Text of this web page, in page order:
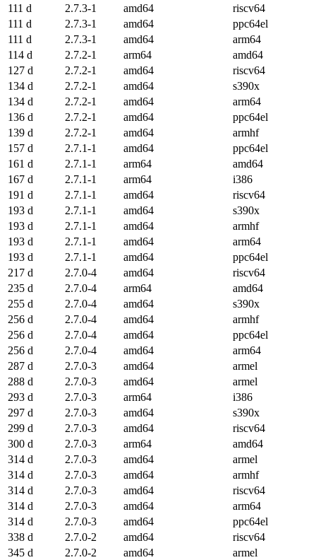
111 d
2.7.3-1 amd64
riscv64
111 d
2.7.3-1 amd64
ppc64el
111 d
2.7.3-1 amd64
arm64
114 d
2.7.2-1 arm64
amd64
127 d
2.7.2-1 amd64
riscv64
134 d
2.7.2-1 amd64
s390x
134 d
2.7.2-1 amd64
arm64
136 d
2.7.2-1 amd64
ppc64el
139 d
2.7.2-1 amd64
armhf
157 d
2.7.1-1 amd64
ppc64el
161 d
2.7.1-1 arm64
amd64
167 d
2.7.1-1 arm64
i386
191 d
2.7.1-1 amd64
riscv64
193 d
2.7.1-1 amd64
s390x
193 d
2.7.1-1 amd64
armhf
193 d
2.7.1-1 amd64
arm64
193 d
2.7.1-1 amd64
ppc64el
217 d
2.7.0-4 amd64
riscv64
235 d
2.7.0-4 arm64
amd64
255 d
2.7.0-4 amd64
s390x
256 d
2.7.0-4 amd64
armhf
256 d
2.7.0-4 amd64
ppc64el
256 d
2.7.0-4 amd64
arm64
287 d
2.7.0-3 amd64
armel
288 d
2.7.0-3 amd64
armel
293 d
2.7.0-3 arm64
i386
297 d
2.7.0-3 amd64
s390x
299 d
2.7.0-3 amd64
riscv64
300 d
2.7.0-3 arm64
amd64
314 d
2.7.0-3 amd64
armel
314 d
2.7.0-3 amd64
armhf
314 d
2.7.0-3 amd64
riscv64
314 d
2.7.0-3 amd64
arm64
314 d
2.7.0-3 amd64
ppc64el
338 d
2.7.0-2 amd64
riscv64
345 d
2.7.0-2 amd64
armel